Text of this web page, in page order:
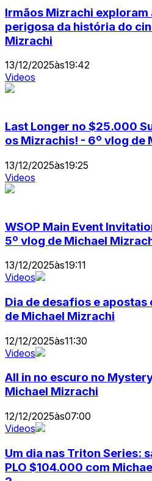
Irmãos Mizrachi exploram
perigosa da história do
Mizrachi
13/12/2025às19:42
Videos
Last Longer no $25.000
os Mizrachis! - 6º vlog de
13/12/2025às19:25
Videos
WSOP Main Event
5º vlog de Michael
13/12/2025às19:11
Videos
Dia de desafios e
de Michael Mizrachi
12/12/2025às11:30
Videos
All in no escuro no
Michael Mizrachi
12/12/2025às07:00
Videos
Um dia nas Triton Series:
PLO $104.000 com